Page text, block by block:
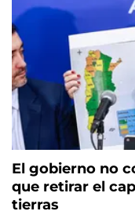
El gobierno no
que retirar el
tierras